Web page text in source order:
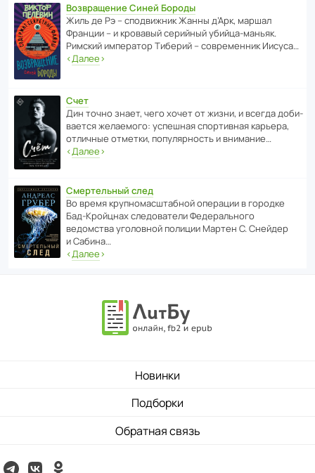
Возвращение Синей Бороды
Жиль де Рэ – спод­ви­жник Жанны д’Арк, маршал
Франции – и кровавый серийный убийца-маньяк.
Римский импе­ратор Тиберий – совре­менник Иисуса…
‹Далее›
Счет
Дин точно знает, чего хочет от жизни, и всегда доби­
ва­ется жела­е­мого: успе­шная спор­ти­вная карьера,
отли­чные отметки, попу­ля­р­ность и внимание…
‹Далее›
Смертельный след
Во время круп­но­мас­ш­та­бной операции в городке
Бад‑Крой­цнах следо­ва­тели Феде­раль­ного
ведомства уголо­вной полиции Мартен С. Снейдер
и Сабина…
‹Далее›
Новинки
Подборки
Обратная связь